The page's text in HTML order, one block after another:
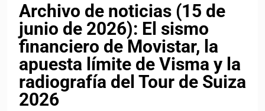
Archivo de noticias (15 de
junio de 2026): El sismo
financiero de Movistar, la
apuesta límite de Visma y la
radiografía del Tour de Suiza
2026